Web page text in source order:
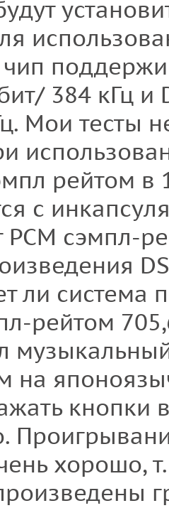
384 кГц и
Мои тесты
рейтом в
с
сэмпл-
ли система
рейтом
на
кнопки
хорошо,